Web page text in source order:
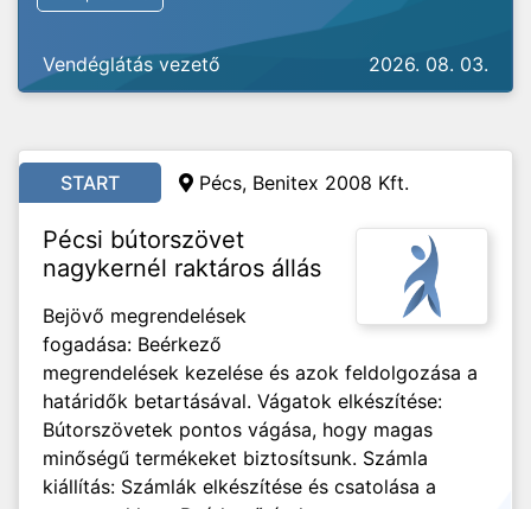
Vendéglátás vezető 2026. 08. 03.
START Pécs, Benitex 2008 Kft.
Pécsi bútorszövet
nagykernél raktáros állás
Bejövő megrendelések
fogadása: Beérkező
megrendelések kezelése és azok feldolgozása a
határidők betartásával. Vágatok elkészítése:
Bútorszövetek pontos vágása, hogy magas
minőségű termékeket biztosítsunk. Számla
kiállítás: Számlák elkészítése és csatolása a